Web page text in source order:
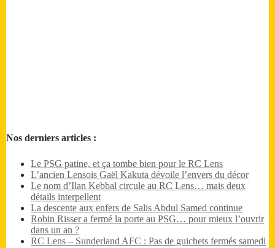
Nos derniers articles :
Le PSG patine, et ça tombe bien pour le RC Lens
L’ancien Lensois Gaël Kakuta dévoile l’envers du décor
Le nom d’Ilan Kebbal circule au RC Lens… mais deux
détails interpellent
La descente aux enfers de Salis Abdul Samed continue
Robin Risser a fermé la porte au PSG… pour mieux l’ouvrir
dans un an ?
RC Lens – Sunderland AFC : Pas de guichets fermés samedi